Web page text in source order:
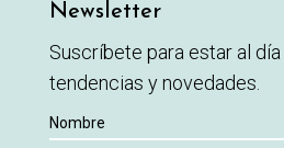
Newsletter
Suscríbete para estar al
tendencias y novedades.